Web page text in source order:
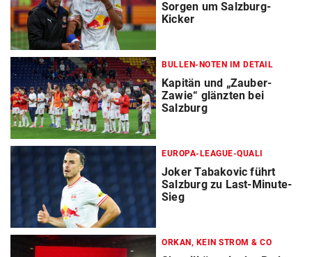
Sorgen um Salzburg-
Kicker
BULLEN-NOTEN IM DETAIL
Kapitän und „Zauber-
Zawie“ glänzten bei
Salzburg
EUROPA-LEAGUE-QUALI
Joker Tabakovic führt
Salzburg zu Last-Minute-
Sieg
ORKAN, KEIN STROM & CO